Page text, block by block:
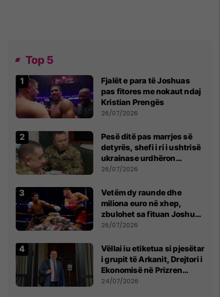
Top 5
Fjalët e para të Joshuas
pas fitores me nokaut ndaj
Kristian Prengës
26/07/2026
Pesë ditë pas marrjes së
detyrës, shefi i ri i ushtrisë
ukrainase urdhëron
kontroll të madh
26/07/2026
Vetëm dy raunde dhe
miliona euro në xhep,
zbulohet sa fituan Joshua
e Prenga
26/07/2026
Vëllai iu etiketua si pjesëtar
i grupit të Arkanit, Drejtori i
Ekonomisë në Prizren
mohon pretendimet
24/07/2026